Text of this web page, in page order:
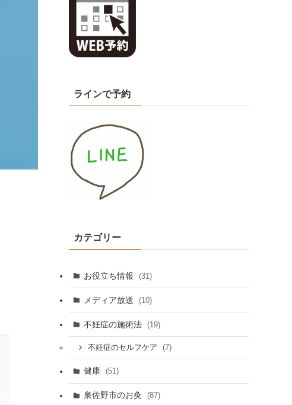
ラインで予約
カテゴリー
お役立ち情報 (31)
メディア放送 (10)
不妊症の施術法 (19)
不妊症のセルフケア (7)
健康 (51)
泉佐野市のお灸 (87)